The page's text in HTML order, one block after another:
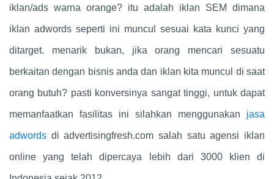
iklan/ads warna orange? itu adalah iklan SEM dimana
iklan adwords seperti ini muncul sesuai kata kunci yang
ditarget. menarik bukan, jika orang mencari sesuatu
berkaitan dengan bisnis anda dan iklan kita muncul di saat
orang butuh? pasti konversinya sangat tinggi, untuk dapat
memanfaatkan fasilitas ini silahkan menggunakan jasa
adwords di advertisingfresh.com salah satu agensi iklan
online yang telah dipercaya lebih dari 3000 klien di